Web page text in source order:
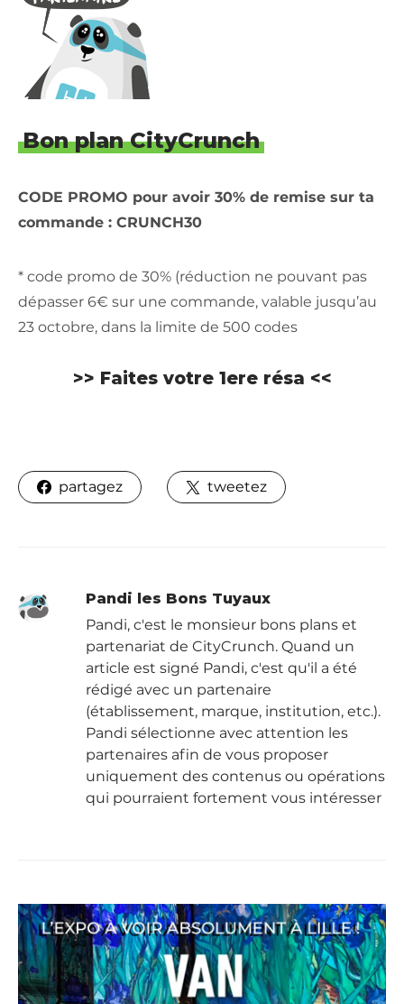
Bon plan CityCrunch
CODE PROMO pour avoir 30% de remise sur ta
commande : CRUNCH30
* code promo de 30% (réduction ne pouvant pas
dépasser 6€ sur une commande, valable jusqu’au
23 octobre, dans la limite de 500 codes
>> Faites votre 1ere résa <<
partagez tweetez
Pandi les Bons Tuyaux
Pandi, c'est le monsieur bons plans et
partenariat de CityCrunch. Quand un
article est signé Pandi, c'est qu'il a été
rédigé avec un partenaire
(établissement, marque, institution, etc.).
Pandi sélectionne avec attention les
partenaires afin de vous proposer
uniquement des contenus ou opérations
qui pourraient fortement vous intéresser